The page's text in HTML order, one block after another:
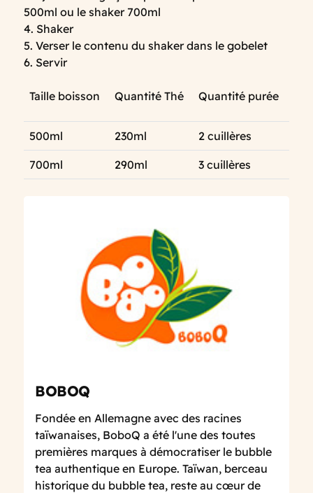
500ml ou le shaker 700ml
4. Shaker
5. Verser le contenu du shaker dans le gobelet
6. Servir
Taille boisson Quantité Thé Quantité purée
500ml 230ml 2 cuillères
700ml 290ml 3 cuillères
BOBOQ
Fondée en Allemagne avec des racines
taïwanaises, BoboQ a été l'une des toutes
premières marques à démocratiser le bubble
tea authentique en Europe. Taïwan, berceau
historique du bubble tea, reste au cœur de